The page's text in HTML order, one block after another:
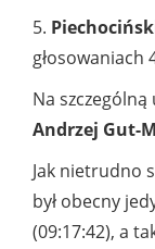
5.
głosowaniach
Na szczególną
Andrzej Gut-
Jak nietrudno
był obecny
(09:17:42), a